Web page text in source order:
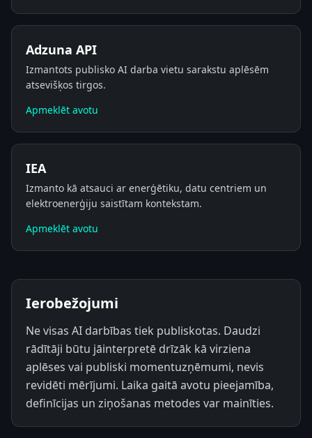
Adzuna API
Izmantots publisko AI darba vietu sarakstu aplēsēm
atsevišķos tirgos.
Apmeklēt avotu
IEA
Izmanto kā atsauci ar enerģētiku, datu centriem un
elektroenerģiju saistītam kontekstam.
Apmeklēt avotu
Ierobežojumi
Ne visas AI darbības tiek publiskotas. Daudzi
rādītāji būtu jāinterpretē drīzāk kā virziena
aplēses vai publiski momentuzņēmumi, nevis
revidēti mērījumi. Laika gaitā avotu pieejamība,
definīcijas un ziņošanas metodes var mainīties.